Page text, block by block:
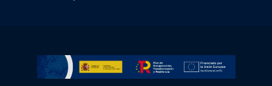
Ir a Plan de Recuperación, Transformación y